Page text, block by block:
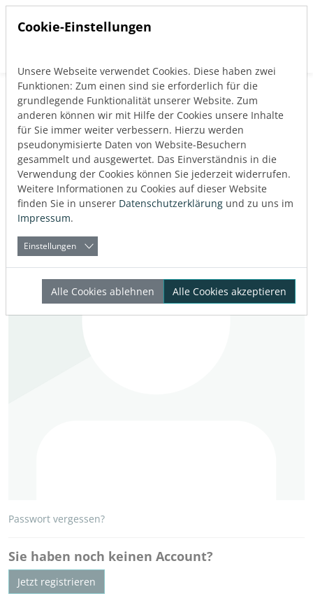
Direkt zur Hauptnavigation springen
Direkt zum Inhalt springen
Anmelden
Passwort vergessen?
Sie haben noch keinen Account?
Jetzt registrieren
Cookie-Einstellungen
Unsere Webseite verwendet Cookies. Diese haben zwei
Funktionen: Zum einen sind sie erforderlich für die
grundlegende Funktionalität unserer Website. Zum
anderen können wir mit Hilfe der Cookies unsere Inhalte
für Sie immer weiter verbessern. Hierzu werden
pseudonymisierte Daten von Website-Besuchern
gesammelt und ausgewertet. Das Einverständnis in die
Verwendung der Cookies können Sie jederzeit widerrufen.
Weitere Informationen zu Cookies auf dieser Website
finden Sie in unserer Datenschutzerklärung und zu uns im
Impressum.
Einstellungen
Alle Cookies ablehnen Alle Cookies akzeptieren